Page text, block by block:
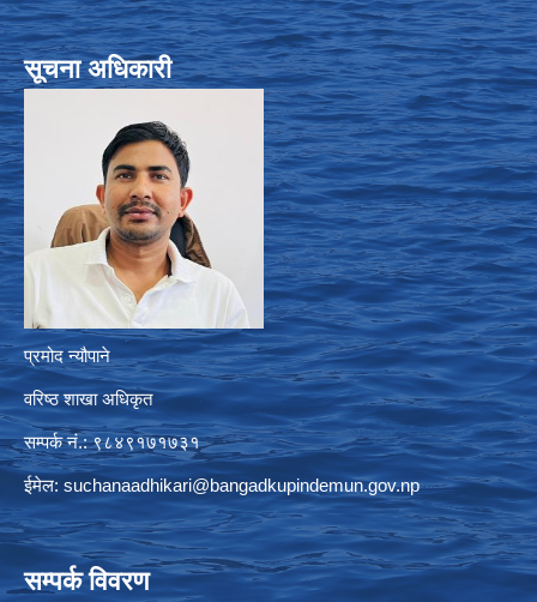
सूचना अधिकारी
प्रमोद न्यौपाने
वरिष्ठ शाखा अधिकृत
सम्पर्क नं.: ९८४९१७१७३१
ईमेल: suchanaadhikari@bangadkupindemun.gov.np
सम्पर्क विवरण